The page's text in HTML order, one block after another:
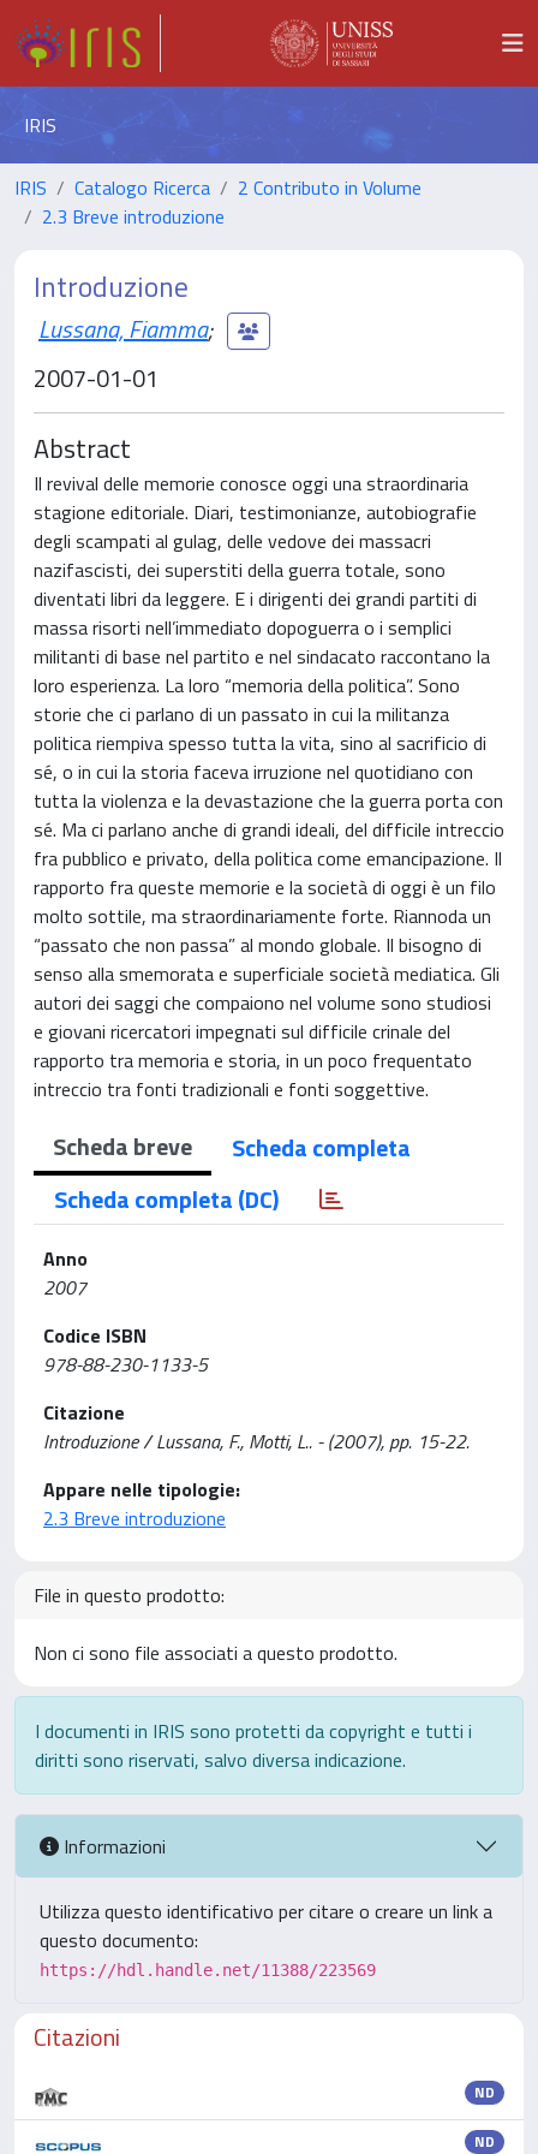
IRIS
IRIS Catalogo Ricerca
2 Contributo in Volume
2.3 Breve introduzione
Introduzione
Lussana, Fiamma;
2007-01-01
Abstract
Il revival delle memorie conosce oggi una straordinaria
stagione editoriale. Diari, testimonianze, autobiografie
degli scampati al gulag, delle vedove dei massacri
nazifascisti, dei superstiti della guerra totale, sono
diventati libri da leggere. E i dirigenti dei grandi partiti di
massa risorti nell’immediato dopoguerra o i semplici
militanti di base nel partito e nel sindacato raccontano la
loro esperienza. La loro “memoria della politica”. Sono
storie che ci parlano di un passato in cui la militanza
politica riempiva spesso tutta la vita, sino al sacrificio di
sé, o in cui la storia faceva irruzione nel quotidiano con
tutta la violenza e la devastazione che la guerra porta con
sé. Ma ci parlano anche di grandi ideali, del difficile intreccio
fra pubblico e privato, della politica come emancipazione. Il
rapporto fra queste memorie e la società di oggi è un filo
molto sottile, ma straordinariamente forte. Riannoda un
“passato che non passa” al mondo globale. Il bisogno di
senso alla smemorata e superficiale società mediatica. Gli
autori dei saggi che compaiono nel volume sono studiosi
e giovani ricercatori impegnati sul difficile crinale del
rapporto tra memoria e storia, in un poco frequentato
intreccio tra fonti tradizionali e fonti soggettive.
Scheda breve
Scheda completa
Scheda completa (DC)
Anno
2007
Codice ISBN
978-88-230-1133-5
Citazione
Introduzione / Lussana, F., Motti, L.. - (2007), pp. 15-22.
Appare nelle tipologie:
2.3 Breve introduzione
File in questo prodotto:
Non ci sono file associati a questo prodotto.
I documenti in IRIS sono protetti da copyright e tutti i
diritti sono riservati, salvo diversa indicazione.
Informazioni
Utilizza questo identificativo per citare o creare un link a
questo documento:
https://hdl.handle.net/11388/223569
Citazioni
ND
ND